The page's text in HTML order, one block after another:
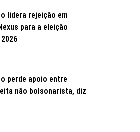
lidera rejeição em
para a eleição
perde apoio entre
não bolsonarista, diz